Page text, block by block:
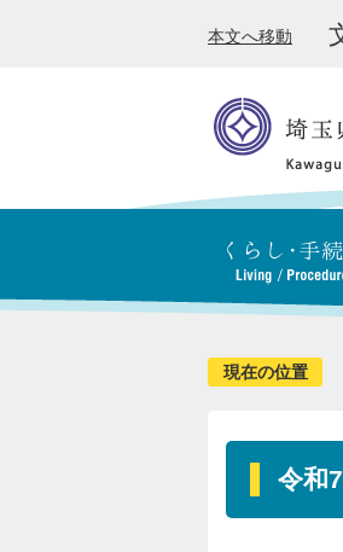
本文へ移動
現在の位置
令和